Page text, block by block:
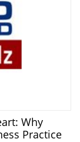
Why
Practice